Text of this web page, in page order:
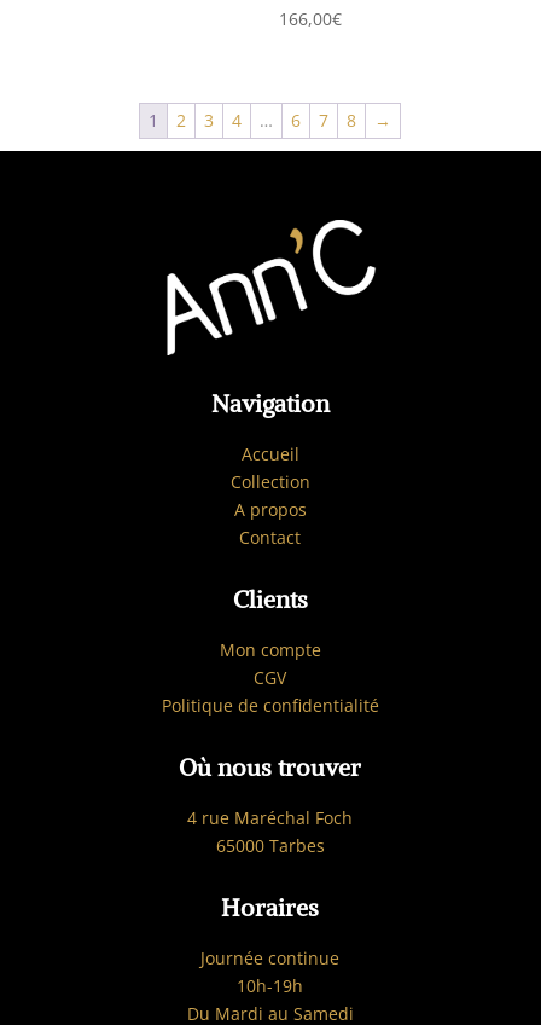
166,00€
1 2 3 4 … 6 7 8 →
Navigation
Accueil
Collection
A propos
Contact
Clients
Mon compte
CGV
Politique de confidentialité
Où nous trouver
4 rue Maréchal Foch
65000 Tarbes
Horaires
Journée continue
10h-19h
Du Mardi au Samedi